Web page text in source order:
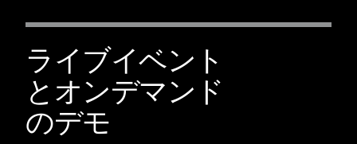
ライブイベント
とオンデマンド
のデモ